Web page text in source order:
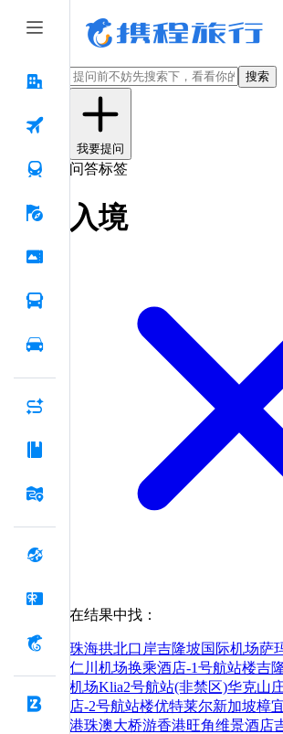
搜索
我要提问
问答标签
入境
在结果中找：
珠海拱北口岸吉隆坡国际机场萨
仁川机场换乘酒店-1号航站楼吉
机场Klia2号航站(非禁区)华克山
店-2号航站楼优特莱尔新加坡樟
港珠澳大桥游香港旺角维景酒店